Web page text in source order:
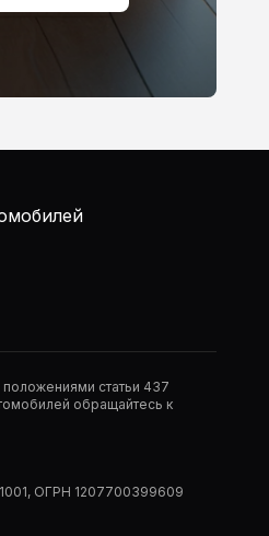
статьи 437
обращайтесь к
ОГРН 1207700399609